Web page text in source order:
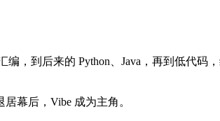
，到后来的 Python、Java，再到低代码
幕后，Vibe 成为主角。